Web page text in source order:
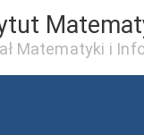
Matematyki i